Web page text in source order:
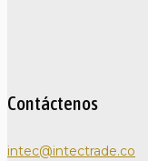
Contáctenos
intec@intectrade.co